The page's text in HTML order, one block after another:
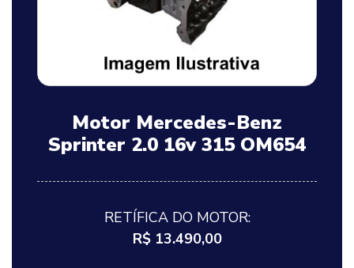
Motor Mercedes-Benz
Sprinter 2.0 16v 315 OM654
RETÍFICA DO MOTOR:
R$ 13.490,00